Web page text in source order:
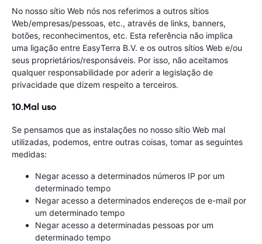
No nosso sítio Web nós nos referimos a outros sítios
Web/empresas/pessoas, etc., através de links, banners,
botões, reconhecimentos, etc. Esta referência não implica
uma ligação entre EasyTerra B.V. e os outros sítios Web e/ou
seus proprietários/responsáveis. Por isso, não aceitamos
qualquer responsabilidade por aderir a legislação de
privacidade que dizem respeito a terceiros.
10.Mal uso
Se pensamos que as instalações no nosso sítio Web mal
utilizadas, podemos, entre outras coisas, tomar as seguintes
medidas:
Negar acesso a determinados números IP por um
determinado tempo
Negar acesso a determinados endereços de e-mail por
um determinado tempo
Negar acesso a determinadas pessoas por um
determinado tempo